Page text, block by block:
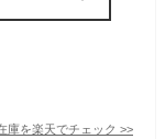
庫を楽天でチェック >>